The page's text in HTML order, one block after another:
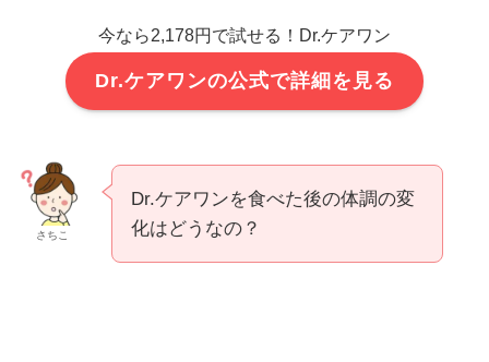
今なら2,178円で試せる！Dr.ケアワン
Dr.ケアワンの公式で詳細を見る
さちこ
Dr.ケアワンを食べた後の体調の変
化はどうなの？